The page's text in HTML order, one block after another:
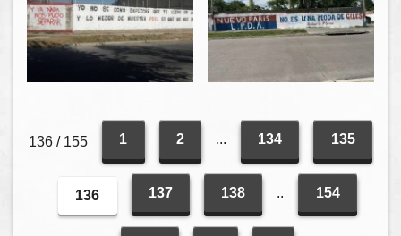
136 / 155 1 2 ... 134 135
136 137 138 .. 154